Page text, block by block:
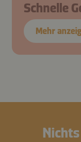
Schnelle
Mehr